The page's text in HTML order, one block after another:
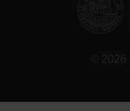
© 2026